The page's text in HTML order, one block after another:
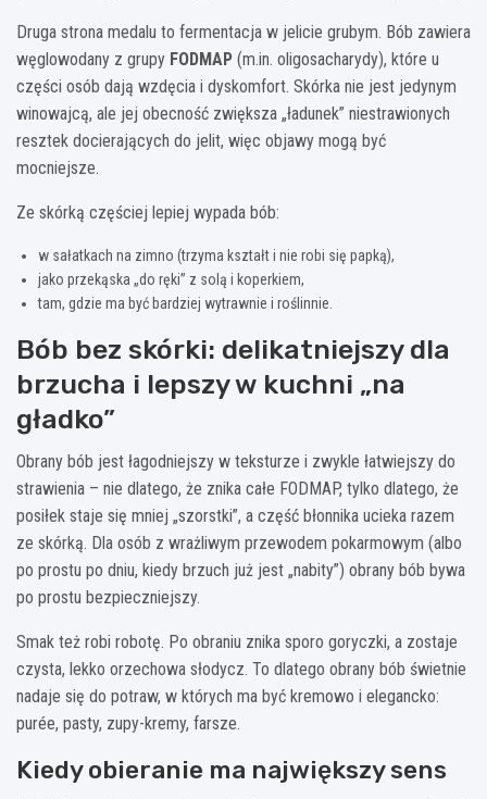
Druga strona medalu to fermentacja w jelicie grubym. Bób zawiera
węglowodany z grupy FODMAP (m.in. oligosacharydy), które u
części osób dają wzdęcia i dyskomfort. Skórka nie jest jedynym
winowajcą, ale jej obecność zwiększa „ładunek” niestrawionych
resztek docierających do jelit, więc objawy mogą być
mocniejsze.
Ze skórką częściej lepiej wypada bób:
w sałatkach na zimno (trzyma kształt i nie robi się papką),
jako przekąska „do ręki” z solą i koperkiem,
tam, gdzie ma być bardziej wytrawnie i roślinnie.
Bób bez skórki: delikatniejszy dla
brzucha i lepszy w kuchni „na
gładko”
Obrany bób jest łagodniejszy w teksturze i zwykle łatwiejszy do
strawienia – nie dlatego, że znika całe FODMAP, tylko dlatego, że
posiłek staje się mniej „szorstki”, a część błonnika ucieka razem
ze skórką. Dla osób z wrażliwym przewodem pokarmowym (albo
po prostu po dniu, kiedy brzuch już jest „nabity”) obrany bób bywa
po prostu bezpieczniejszy.
Smak też robi robotę. Po obraniu znika sporo goryczki, a zostaje
czysta, lekko orzechowa słodycz. To dlatego obrany bób świetnie
nadaje się do potraw, w których ma być kremowo i elegancko:
purée, pasty, zupy-kremy, farsze.
Kiedy obieranie ma największy sens